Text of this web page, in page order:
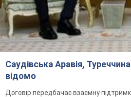
Саудівська Аравія,
відомо
Договір передбачає взаємну